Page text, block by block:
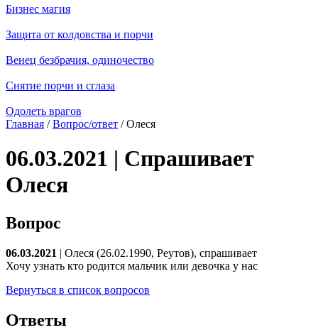
Бизнес магия
Защита от колдовства и порчи
Венец безбрачия, одиночество
Снятие порчи и сглаза
Одолеть врагов
Главная /Вопрос/ответ / Олеся
06.03.2021 | Спрашивает
Олеся
Вопрос
06.03.2021 | Олеся (26.02.1990, Реутов), спрашивает
Хочу узнать кто родится мальчик или девочка у нас
Вернуться в список вопросов
Ответы